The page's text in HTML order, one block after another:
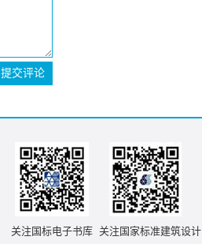
提交评论
关注国标电子书库 关注国家标准建筑设计